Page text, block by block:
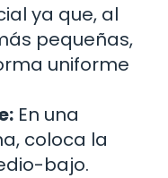
ya que, al
pequeñas,
uniforme
En una
coloca la
bajo.